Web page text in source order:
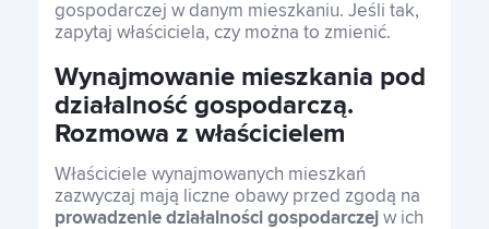
gospodarczej w danym mieszkaniu. Jeśli tak,
zapytaj właściciela, czy można to zmienić.
Wynajmowanie mieszkania pod
działalność gospodarczą.
Rozmowa z właścicielem
Właściciele wynajmowanych mieszkań
zazwyczaj mają liczne obawy przed zgodą na
prowadzenie działalności gospodarczej w ich